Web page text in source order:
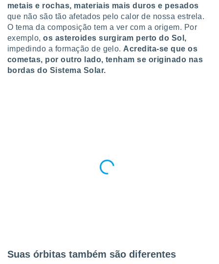
nós e
únicos
para
e
metais e rochas, materiais mais duros e pesados
que não são tão afetados pelo calor de nossa estrela.
O tema da composição tem a ver com a origem. Por
exemplo,os asteroides surgiram perto do Sol ,
impedindo a formação de gelo. Acredita-se que os
cometas, por outro lado, tenham se originado nas
bordas do Sistema Solar.
Suas órbitas também são diferentes